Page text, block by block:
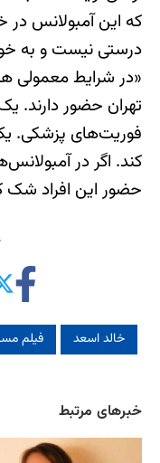
که این آمبولانس
درستی نیست و به
«در شرایط معمولی
تهران حضور دارند.
فوریت‌های پزشکی.
کند. اگر در
حضور این افراد شک
خالد اسعد فیلم
خبرهای مرتبط